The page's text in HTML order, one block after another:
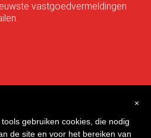
vastgoedvermeldingen
is a registered trademark of
duly registered with CIF / tax
×
gebruiken cookies, die nodig
de site en voor het bereiken van